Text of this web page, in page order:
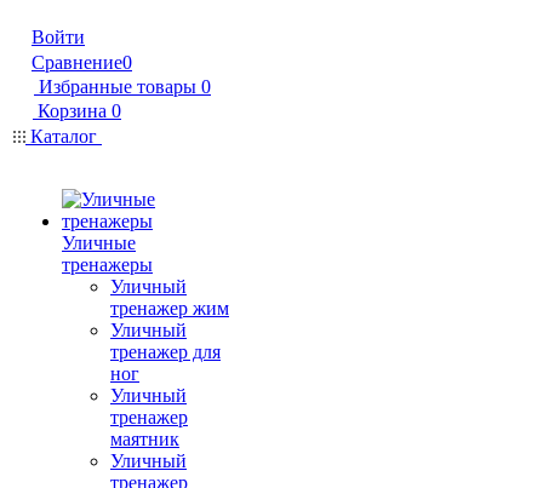
Войти
Сравнение0
Избранные товары 0
Корзина 0
Каталог
Уличные
тренажеры
Уличный
тренажер жим
Уличный
тренажер для
ног
Уличный
тренажер
маятник
Уличный
тренажер